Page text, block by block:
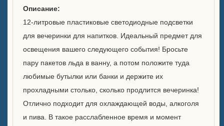
Корпус E с LED квадратным
ледяным ведром
Дисплей из смолы в форме
Охладитель для катящегося
льда корпуса C
Описание:
12-литровые пластиковые светодиодные подсветки
для вечеринки для напитков. Идеальный предмет для
освещения вашего следующего события! Бросьте
пару пакетов льда в ванну, а потом положите туда
любимые бутылки или банки и держите их
прохладными столько, сколько продлится вечеринка!
Отлично подходит для охлаждающей воды, алкоголя
и пива. В такое расслабленное время и момент